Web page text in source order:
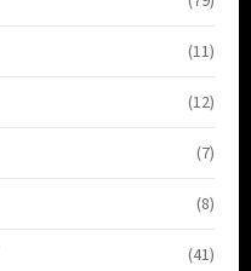
(11)
(12)
(7)
(8)
(41)